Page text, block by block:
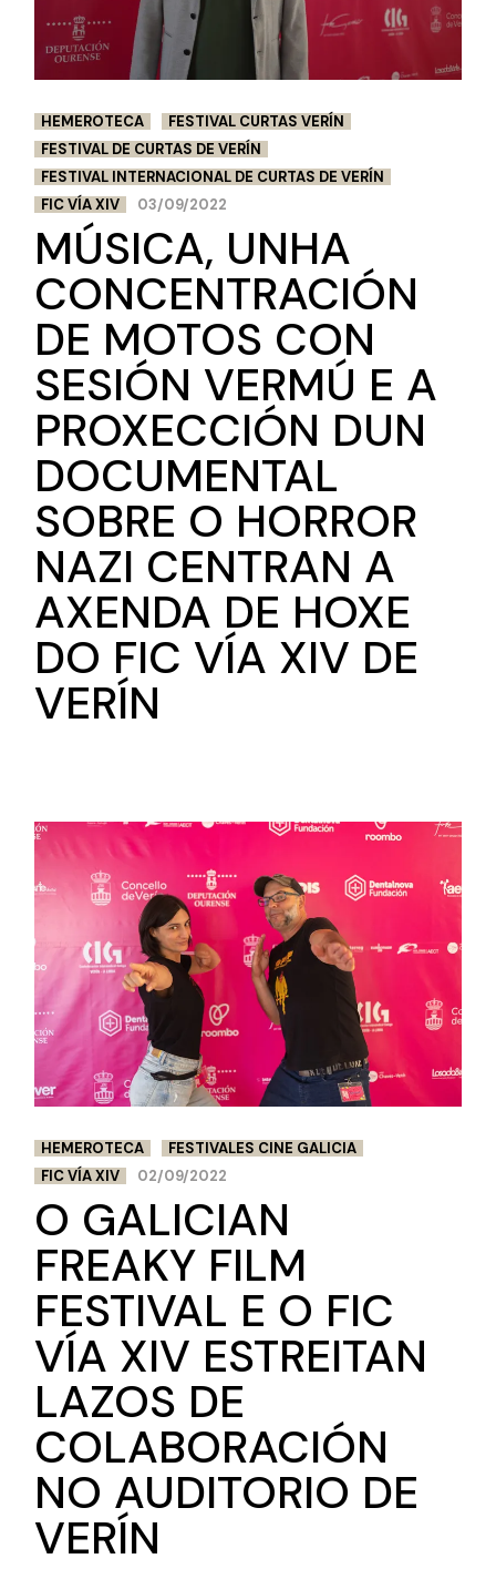
HEMEROTECA
FESTIVAL CURTAS VERÍN
FESTIVAL DE CURTAS DE VERÍN
FESTIVAL INTERNACIONAL DE CURTAS DE VERÍN
FIC VÍA XIV
03/09/2022
MÚSICA, UNHA
CONCENTRACIÓN
DE MOTOS CON
SESIÓN VERMÚ E A
PROXECCIÓN DUN
DOCUMENTAL
SOBRE O HORROR
NAZI CENTRAN A
AXENDA DE HOXE
DO FIC VÍA XIV DE
VERÍN
HEMEROTECA
FESTIVALES CINE GALICIA
FIC VÍA XIV
02/09/2022
O GALICIAN
FREAKY FILM
FESTIVAL E O FIC
VÍA XIV ESTREITAN
LAZOS DE
COLABORACIÓN
NO AUDITORIO DE
VERÍN